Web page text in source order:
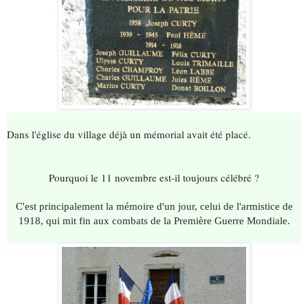
Dans l'église du village déjà un mémorial avait été placé.
Pourquoi le 11 novembre est-il toujours célébré ?
C'est principalement la mémoire d'un jour, celui de l'armistice de
1918, qui mit fin aux combats de la Première Guerre Mondiale.